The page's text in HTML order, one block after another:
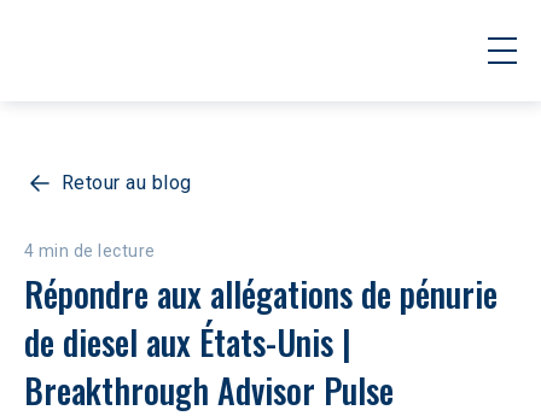
Retour au blog
4 min de lecture
Répondre aux allégations de pénurie
de diesel aux États-Unis |
Breakthrough Advisor Pulse